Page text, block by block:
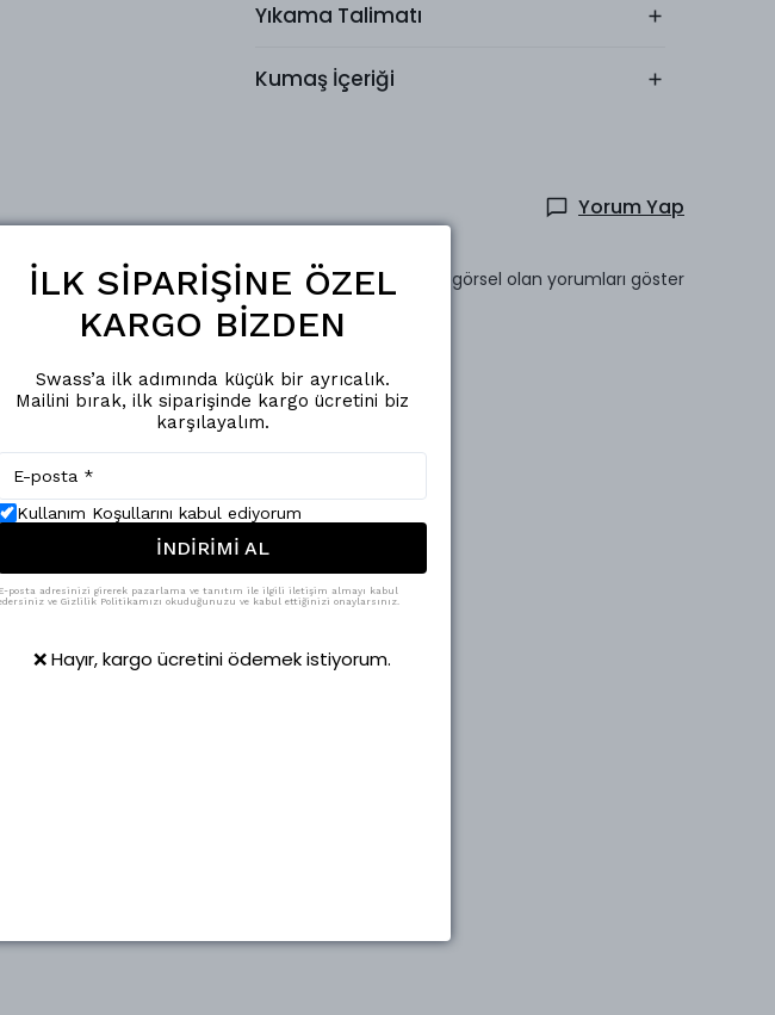
Yıkama Talimatı
Kumaş İçeriği
Yorum Yap
Sadece görsel olan yorumları göster
İLK SİPARİŞİNE ÖZEL
KARGO BİZDEN
Swass’a ilk adımında küçük bir ayrıcalık.
Mailini bırak, ilk siparişinde kargo ücretini biz
karşılayalım.
Kullanım Koşullarını kabul ediyorum
İNDİRİMİ AL
E-posta adresinizi girerek pazarlama ve tanıtım ile ilgili iletişim almayı kabul
ve Gizlilik Politikamızı okuduğunuzu ve kabul ettiğinizi onaylarsınız.
❌ Hayır, kargo ücretini ödemek istiyorum.